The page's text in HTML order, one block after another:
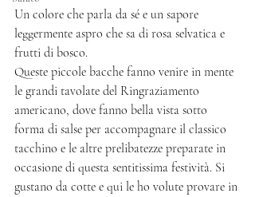
Un colore che parla da sé e un sapore
leggermente aspro che sa di rosa selvatica e
frutti di bosco.
Queste piccole bacche fanno venire in mente
le grandi tavolate del Ringraziamento
americano, dove fanno bella vista sotto
forma di salse per accompagnare il classico
tacchino e le altre prelibatezze preparate in
occasione di questa sentitissima festività. Si
gustano da cotte e qui le ho volute provare in